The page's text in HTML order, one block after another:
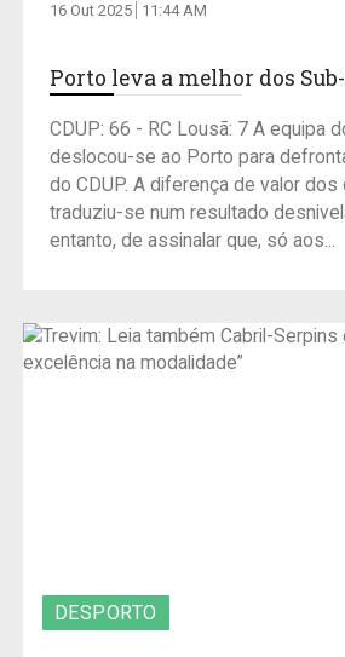
16 Out 2025 11:44 AM
Porto leva a melhor dos Sub-
CDUP: 66 - RC Lousã: 7 A equipa
deslocou-se ao Porto para
do CDUP. A diferença de valor
traduziu-se num resultado
entanto, de assinalar que, só aos...
DESPORTO